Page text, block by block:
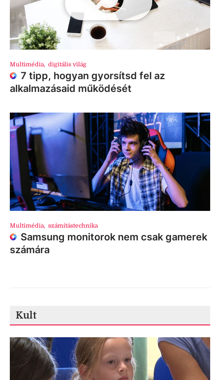
Multimédia, digitális világ
7 tipp, hogyan gyorsítsd fel az
alkalmazásaid működését
Multimédia, számítástechnika
Samsung monitorok nem csak gamerek
számára
Kult